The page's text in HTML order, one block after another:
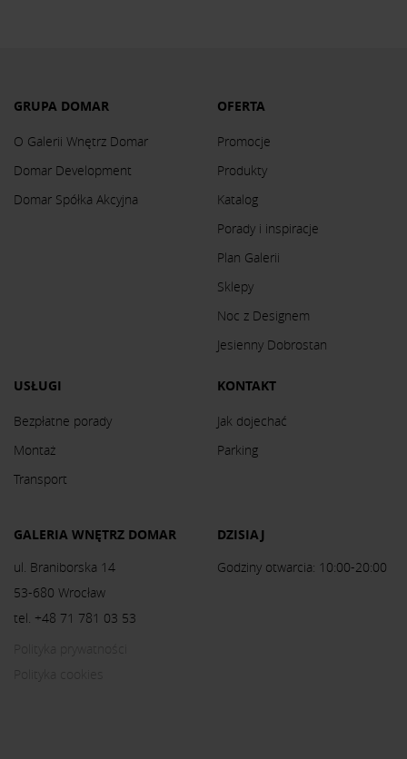
GRUPA DOMAR
O Galerii Wnętrz Domar
Domar Development
Domar Spółka Akcyjna
OFERTA
Promocje
Produkty
Katalog
Porady i inspiracje
Plan Galerii
Sklepy
Noc z Designem
Jesienny Dobrostan
USŁUGI
Bezpłatne porady
Montaż
Transport
KONTAKT
Jak dojechać
Parking
GALERIA WNĘTRZ DOMAR
ul. Braniborska 14
53-680 Wrocław
tel. +48 71 781 03 53
DZISIAJ
Godziny otwarcia: 10:00-20:00